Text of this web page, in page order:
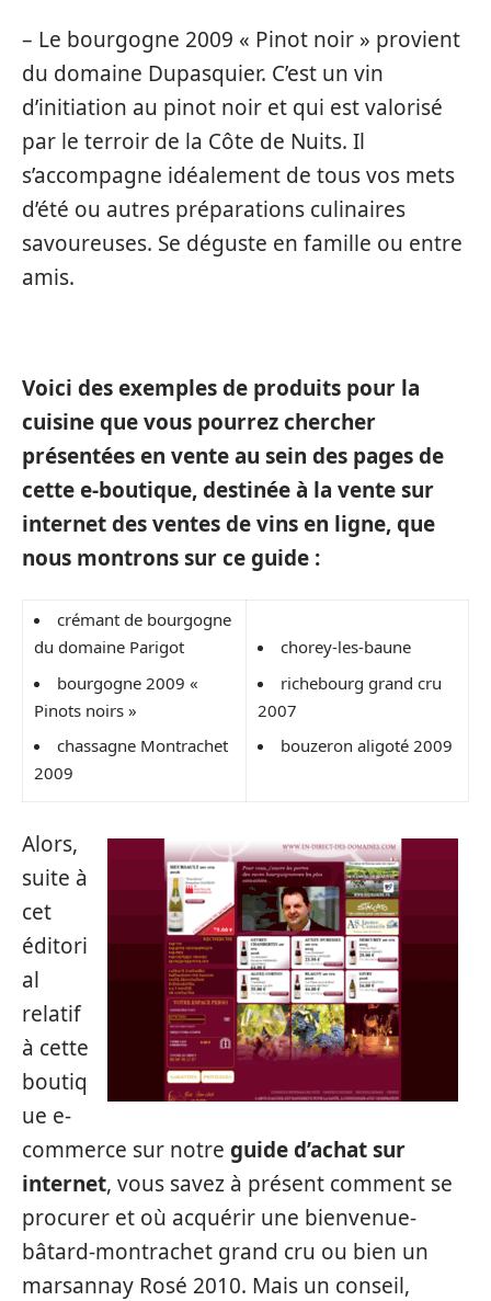
– Le bourgogne 2009 « Pinot noir » provient
du domaine Dupasquier. C’est un vin
d’initiation au pinot noir et qui est valorisé
par le terroir de la Côte de Nuits. Il
s’accompagne idéalement de tous vos mets
d’été ou autres préparations culinaires
savoureuses. Se déguste en famille ou entre
amis.
Voici des exemples de produits pour la
cuisine que vous pourrez chercher
présentées en vente au sein des pages de
cette e-boutique, destinée à la vente sur
internet des ventes de vins en ligne, que
nous montrons sur ce guide :
crémant de bourgogne
du domaine Parigot
bourgogne 2009 «
Pinots noirs »
chassagne Montrachet
2009
chorey-les-baune
richebourg grand cru
2007
bouzeron aligoté 2009
Alors,
suite à
cet
éditori
al
relatif
à cette
boutiq
ue e-
commerce sur notre guide d’achat sur
internet, vous savez à présent comment se
procurer et où acquérir une bienvenue-
bâtard-montrachet grand cru ou bien un
marsannay Rosé 2010. Mais un conseil,